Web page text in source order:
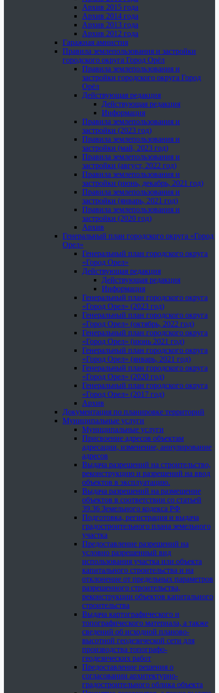
Архив 2015 года
Архив 2014 года
Архив 2013 года
Архив 2012 года
Гаражная амнистия
Правила землепользования и застройки
городского округа Город Орёл
Правила землепользования и
застройки городского округа Город
Орёл
Действующая редакция
Действующая редакция
Информация
Правила землепользования и
застройки (2023 год)
Правила землепользования и
застройки (май, 2023 год)
Правила землепользования и
застройки (август, 2022 год)
Правила землепользования и
застройки (июнь, декабрь, 2021 год)
Правила землепользования и
застройки (январь, 2021 год)
Правила землепользования и
застройки (2020 год)
Архив
Генеральный план городского округа «Город
Орел»
Генеральный план городского округа
«Город Орел»
Действующая редакция
Действующая редакция
Информация
Генеральный план городского округа
«Город Орел» (2023 год)
Генеральный план городского округа
«Город Орел» (октябрь, 2022 год)
Генеральный план городского округа
«Город Орел» (июнь 2021 год)
Генеральный план городского округа
«Город Орел» (январь, 2021 год)
Генеральный план городского округа
«Город Орел» (2020 год)
Генеральный план городского округа
«Город Орел» (2017 год)
Архив
Документация по планировке территорий
Муниципальные услуги
Муниципальные услуги
Присвоение адресов объектам
адресации, изменение, аннулирование
адресов
Выдача разрешений на строительство,
реконструкцию и разрешений на ввод
объектов в эксплуатацию.
Выдача разрешений на размещение
объектов в соответствии со статьей
39.36 Земельного кодекса РФ
Подготовка, регистрация и выдача
градостроительного плана земельного
участка
Предоставление разрешений на
условно разрешенный вид
использования участка или объекта
капитального строительства и на
отклонение от предельных параметров
разрешенного строительства,
реконструкции объектов капитального
строительства
Выдача картографического и
топографического материала, а также
сведений об исходной планово-
высотной геодезической сети для
производства топографо-
геодезических работ
Предоставление решения о
согласовании архитектурно-
градостроительного облика объекта